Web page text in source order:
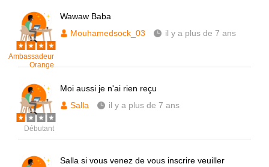
Ambassadeur
Orange
Wawaw Baba
Mouhamedsock_03
il y a plus de 7 ans
Débutant
Moi aussi je n'ai rien reçu
Salla
il y a plus de 7 ans
Salla si vous venez de vous inscrire veuiller